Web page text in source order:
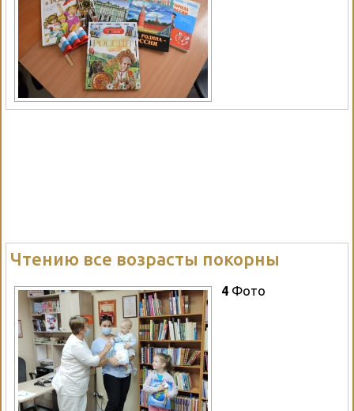
Чтению все возрасты покорны
4 Фото